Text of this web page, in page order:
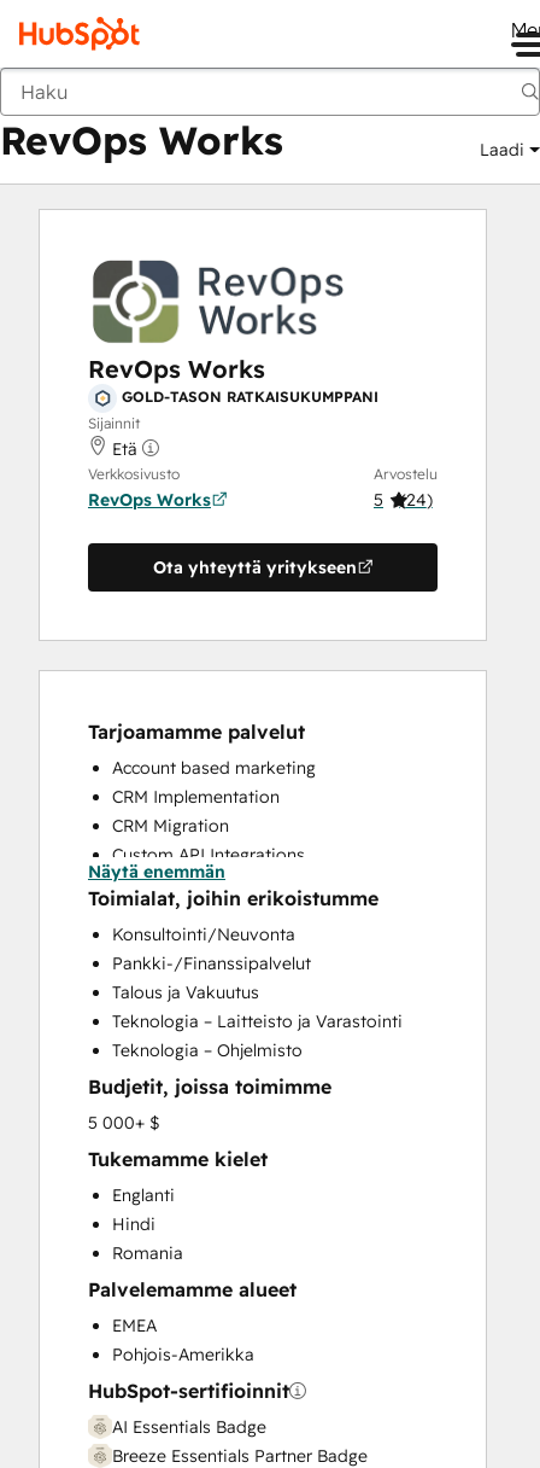
Markkinapaikka
RevOps Works Laadi
RevOps Works
GOLD-TASON RATKAISUKUMPPANI
Sijainnit
Etä
Verkkosivusto
RevOps Works
Arvostelu
5 (24)
Ota yhteyttä yritykseen
Tarjoamamme palvelut
Account based marketing
CRM Implementation
CRM Migration
Custom API Integrations
Customer Marketing
Customer Success Training
Customer Support Training
Customer Survey and Analysis
Email Marketing
Full Inbound Marketing Services
Help Desk Implementation
HubSpot Onboarding
Knowledge Base Development
Marketing Hub Professional Onboarding
Programmable Automation
Sales and Marketing Alignment
Sales Coaching and Training
Sales Enablement
Sales Hub Enterprise Onboarding
Sales Hub Professional Onboarding
Service Hub Professional Onboarding
Näytä enemmän
Toimialat, joihin erikoistumme
Konsultointi/Neuvonta
Pankki-/Finanssipalvelut
Talous ja Vakuutus
Teknologia – Laitteisto ja Varastointi
Teknologia – Ohjelmisto
Budjetit, joissa toimimme
5 000+ $
Tukemamme kielet
Englanti
Hindi
Romania
Palvelemamme alueet
EMEA
Pohjois-Amerikka
HubSpot-sertifioinnit
AI Essentials Badge
Breeze Essentials Partner Badge